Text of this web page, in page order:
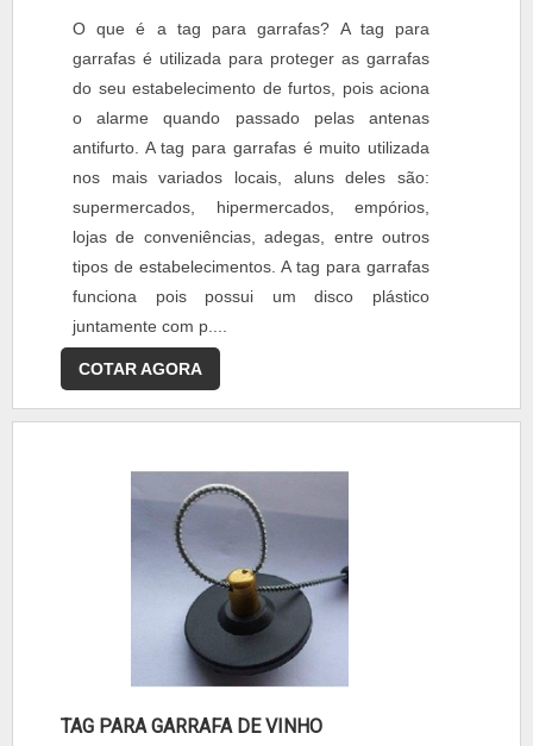
O que é a tag para garrafas? A tag para
garrafas é utilizada para proteger as garrafas
do seu estabelecimento de furtos, pois aciona
o alarme quando passado pelas antenas
antifurto. A tag para garrafas é muito utilizada
nos mais variados locais, aluns deles são:
supermercados, hipermercados, empórios,
lojas de conveniências, adegas, entre outros
tipos de estabelecimentos. A tag para garrafas
funciona pois possui um disco plástico
juntamente com p....
COTAR AGORA
TAG PARA GARRAFA DE VINHO